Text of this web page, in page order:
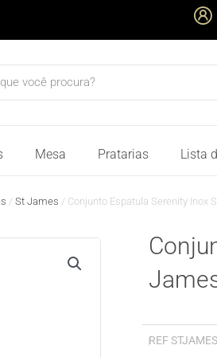
Mesa Pratarias Lista
/ St James / Conjunto Espatula Serenity Inox
REF